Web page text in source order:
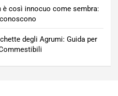
è così innocuo come sembra:
degli Agrumi: Guida per